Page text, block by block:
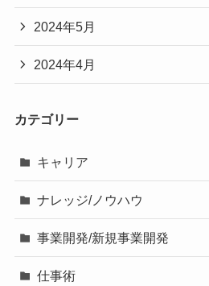
2024年5月
2024年4月
カテゴリー
キャリア
ナレッジ/ノウハウ
事業開発/新規事業開発
仕事術